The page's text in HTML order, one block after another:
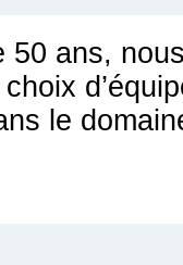
50 ans,
le